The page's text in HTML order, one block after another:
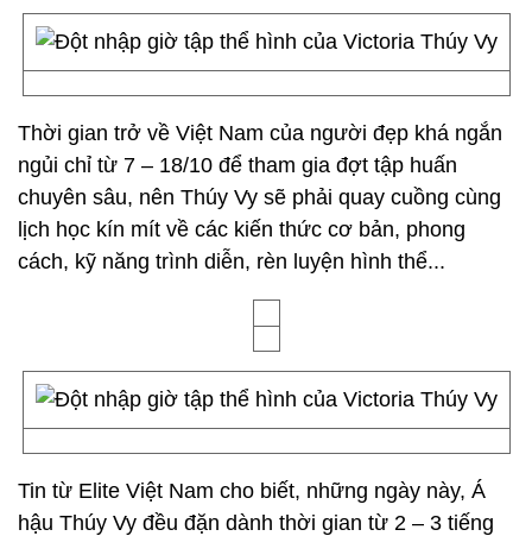
Thời gian trở về Việt Nam của người đẹp khá ngắn
ngủi chỉ từ 7 – 18/10 để tham gia đợt tập huấn
chuyên sâu, nên Thúy Vy sẽ phải quay cuồng cùng
lịch học kín mít về các kiến thức cơ bản, phong
cách, kỹ năng trình diễn, rèn luyện hình thể...
Tin từ Elite Việt Nam cho biết, những ngày này, Á
hậu Thúy Vy đều đặn dành thời gian từ 2 – 3 tiếng